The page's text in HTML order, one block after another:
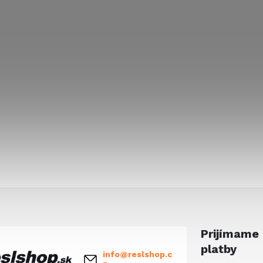
info@reslshop.c
Prijímame
platby